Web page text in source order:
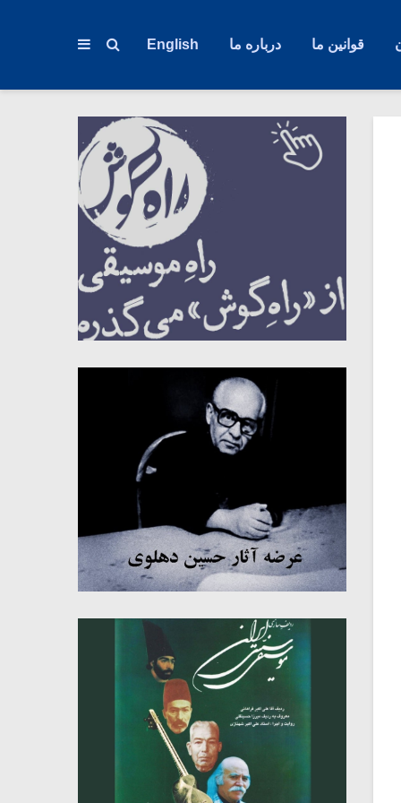
قوانین ما درباره ما English
میکلوش روژا